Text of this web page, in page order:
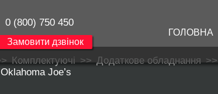
0 (800) 750 450
Замовити дзвінок
ГОЛОВНА
Комплектуючі>>Додаткове обладнання>>
Joe’s